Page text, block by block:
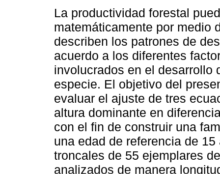
La productividad forestal
matemáticamente por medio
describen los patrones de
acuerdo a los diferentes
involucrados en el desarrollo
especie. El objetivo del
evaluar el ajuste de tres
altura dominante en
con el fin de construir una
una edad de referencia de
troncales de 55 ejemplares
analizados de manera